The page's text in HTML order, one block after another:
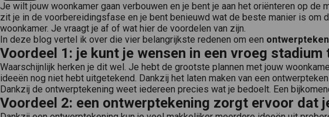
Je wilt jouw woonkamer gaan verbouwen en je bent je aan het oriënteren op
zit je in de voorbereidingsfase en je bent benieuwd wat de beste manier is om
woonkamer. Je vraagt je af of wat hier de voordelen van zijn.
In deze blog vertel ik over die vier belangrijkste redenen om een
Voordeel 1: je kunt je wensen in een vroeg stadium
Waarschijnlijk herken je dit wel. Je hebt de grootste plannen met jouw
ideeën nog niet hebt uitgetekend. Dankzij het laten maken van een
Dankzij de ontwerptekening weet iedereen precies wat je bedoelt. Een
Voordeel 2: een ontwerptekening zorgt ervoor dat